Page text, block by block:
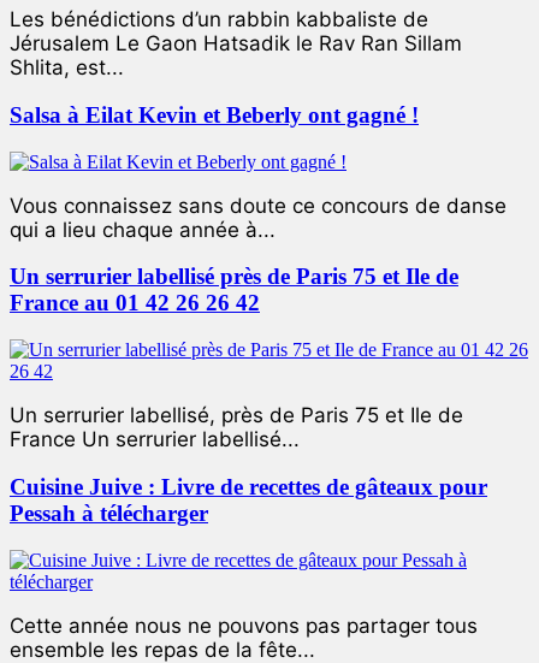
Les bénédictions d’un rabbin kabbaliste de
Jérusalem Le Gaon Hatsadik le Rav Ran Sillam
Shlita, est...
Salsa à Eilat Kevin et Beberly ont gagné !
Vous connaissez sans doute ce concours de danse
qui a lieu chaque année à...
Un serrurier labellisé près de Paris 75 et Ile de
France au 01 42 26 26 42
Un serrurier labellisé, près de Paris 75 et Ile de
France Un serrurier labellisé...
Cuisine Juive : Livre de recettes de gâteaux pour
Pessah à télécharger
Cette année nous ne pouvons pas partager tous
ensemble les repas de la fête...